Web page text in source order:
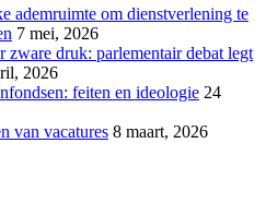
ademruimte om dienstverlening te
7 mei, 2026
zware druk: parlementair debat legt
2026
feiten en ideologie 24
van vacatures 8 maart, 2026